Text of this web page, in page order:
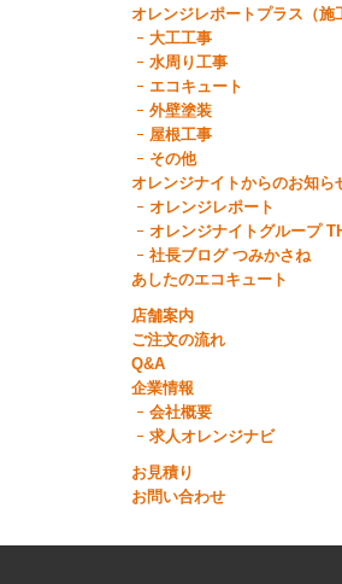
オレンジレポートプラス（施
大工工事
水周り工事
エコキュート
外壁塗装
屋根工事
その他
オレンジナイトからのお知ら
オレンジレポート
オレンジナイトグループ
社長ブログ つみかさね
あしたのエコキュート
店舗案内
ご注文の流れ
Q&A
企業情報
会社概要
求人オレンジナビ
お見積り
お問い合わせ